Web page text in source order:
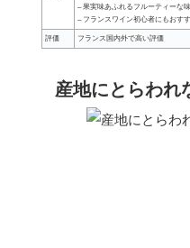
– 果実味あふれるフルーティーな
– フランスワイン初心者にもおす
評価 フランス国内外で高い評価
産地にとらわれ